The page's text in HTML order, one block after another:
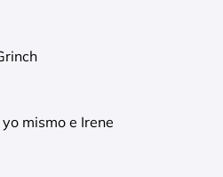
mismo e Irene